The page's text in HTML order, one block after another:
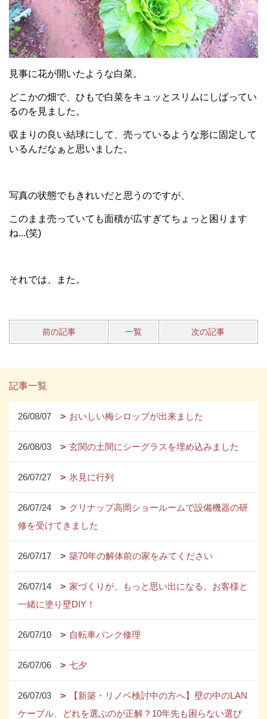
見事に花が開いたような白菜。
どこかの畑で、ひもで白菜をキュッとスリムにしばってい
るのを見ました。
収まりの良い結球にして、売っているような形に固定して
いるんだなぁと思いました。
写真の状態でもきれいだと思うのですが、
このまま売っていても面積が広すぎてちょっと困ります
ね...(笑)
それでは、また。
前の記事 一覧 次の記事
記事一覧
26/08/07 おいしい梅シロップが出来ました
26/08/03 玄関の土間にシーグラスを埋め込みました
26/07/27 氷見に行列
26/07/24
クリナップ高岡ショールームで設備機器の研
修を受けてきました
26/07/17 築70年の解体前の家をみてください
26/07/14
家づくりが、もっと思い出になる。お客様と
一緒に塗り壁DIY！
26/07/10 自転車パンク修理
26/07/06 七夕
26/07/03
【新築・リノベ検討中の方へ】壁の中のLAN
ケーブル、どれを選ぶのが正解？10年先も困らない選び